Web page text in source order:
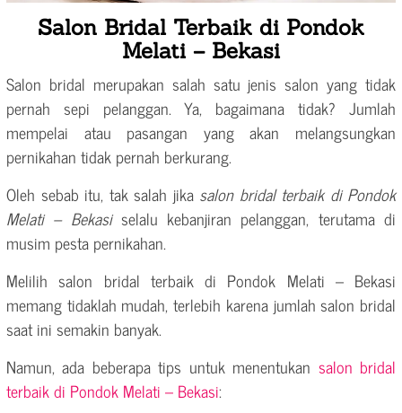
Salon Bridal Terbaik di Pondok
Melati – Bekasi
Salon bridal merupakan salah satu jenis salon yang tidak
pernah sepi pelanggan. Ya, bagaimana tidak? Jumlah
mempelai atau pasangan yang akan melangsungkan
pernikahan tidak pernah berkurang.
Oleh sebab itu, tak salah jika salon bridal terbaik di Pondok
Melati – Bekasiselalu kebanjiran pelanggan, terutama di
musim pesta pernikahan.
Melilih salon bridal terbaik di Pondok Melati – Bekasi
memang tidaklah mudah, terlebih karena jumlah salon bridal
saat ini semakin banyak.
Namun, ada beberapa tips untuk menentukan salon bridal
terbaik di Pondok Melati – Bekasi: